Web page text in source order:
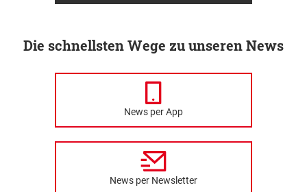
Die schnellsten Wege zu unseren News
News per App
News per Newsletter